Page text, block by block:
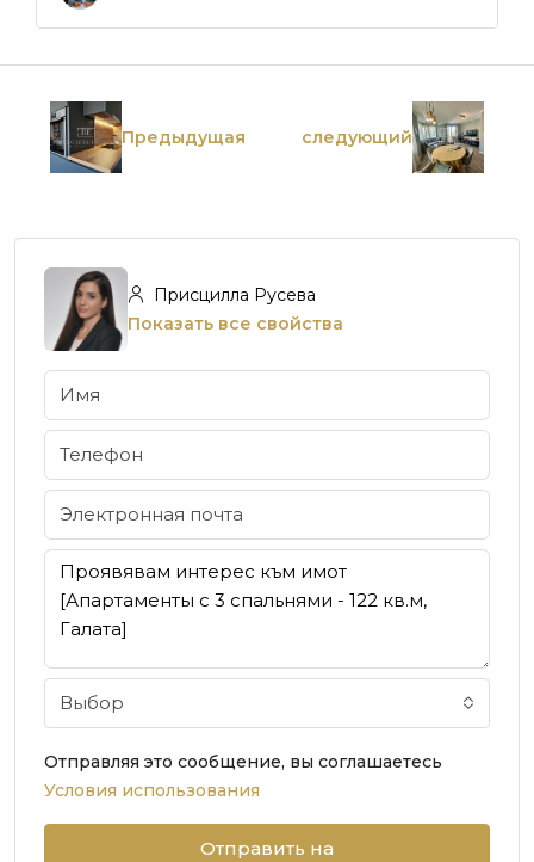
Предыдущая следующий
Присцилла Русева
Показать все свойства
Выбор
Отправляя это сообщение, вы соглашаетесь
Условия использования
Отправить на